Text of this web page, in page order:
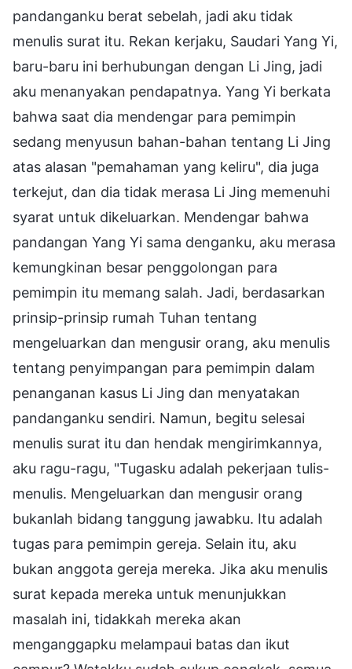
pandanganku berat sebelah, jadi aku tidak
menulis surat itu. Rekan kerjaku, Saudari Yang Yi,
baru-baru ini berhubungan dengan Li Jing, jadi
aku menanyakan pendapatnya. Yang Yi berkata
bahwa saat dia mendengar para pemimpin
sedang menyusun bahan-bahan tentang Li Jing
atas alasan "pemahaman yang keliru", dia juga
terkejut, dan dia tidak merasa Li Jing memenuhi
syarat untuk dikeluarkan. Mendengar bahwa
pandangan Yang Yi sama denganku, aku merasa
kemungkinan besar penggolongan para
pemimpin itu memang salah. Jadi, berdasarkan
prinsip-prinsip rumah Tuhan tentang
mengeluarkan dan mengusir orang, aku menulis
tentang penyimpangan para pemimpin dalam
penanganan kasus Li Jing dan menyatakan
pandanganku sendiri. Namun, begitu selesai
menulis surat itu dan hendak mengirimkannya,
aku ragu-ragu, "Tugasku adalah pekerjaan tulis-
menulis. Mengeluarkan dan mengusir orang
bukanlah bidang tanggung jawabku. Itu adalah
tugas para pemimpin gereja. Selain itu, aku
bukan anggota gereja mereka. Jika aku menulis
surat kepada mereka untuk menunjukkan
masalah ini, tidakkah mereka akan
menganggapku melampaui batas dan ikut